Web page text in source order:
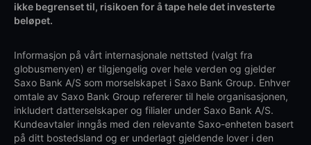
ikke begrenset til, risikoen for å tape hele det investerte
beløpet.
Informasjon på vårt internasjonale nettsted (valgt fra
globusmenyen) er tilgjengelig over hele verden og gjelder
Saxo Bank A/S som morselskapet i Saxo Bank Group. Enhver
omtale av Saxo Bank Group refererer til hele organisasjonen,
inkludert datterselskaper og filialer under Saxo Bank A/S.
Kundeavtaler inngås med den relevante Saxo-enheten basert
på ditt bostedsland og er underlagt gjeldende lover i den